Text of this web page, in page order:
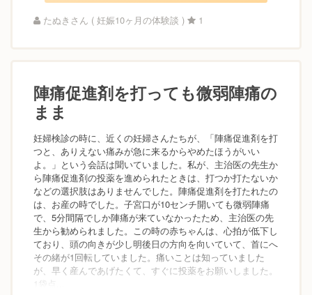
たぬきさん ( 妊娠10ヶ月の体験談 ) 1
陣痛促進剤を打っても微弱陣痛の
まま
妊婦検診の時に、近くの妊婦さんたちが、「陣痛促進剤を打
つと、ありえない痛みが急に来るからやめたほうがいい
よ。」という会話は聞いていました。私が、主治医の先生か
ら陣痛促進剤の投薬を進められたときは、打つか打たないか
などの選択肢はありませんでした。陣痛促進剤を打たれたの
は、お産の時でした。子宮口が10センチ開いても微弱陣痛
で、5分間隔でしか陣痛が来ていなかったため、主治医の先
生から勧められました。この時の赤ちゃんは、心拍が低下し
ており、頭の向きが少し明後日の方向を向いていて、首にへ
その緒が1回転していました。痛いことは知っていました
が、早く産んであげたくて、すぐに投薬をお願いしました。
1袋点...